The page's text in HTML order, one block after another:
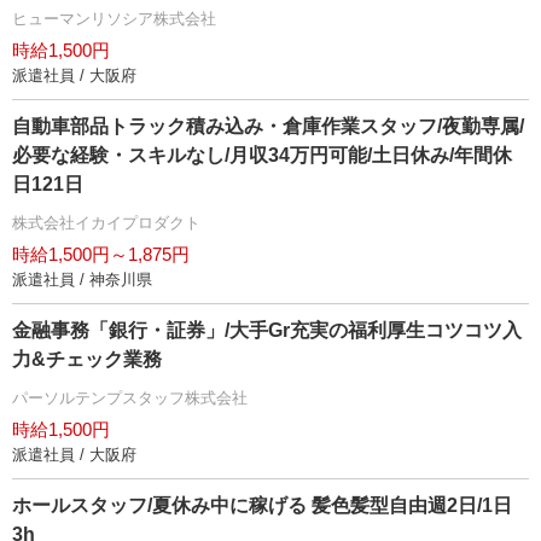
ヒューマンリソシア株式会社
時給1,500円
派遣社員 / 大阪府
自動車部品トラック積み込み・倉庫作業スタッフ/夜勤専属/
必要な経験・スキルなし/月収34万円可能/土日休み/年間休
日121日
株式会社イカイプロダクト
時給1,500円～1,875円
派遣社員 / 神奈川県
金融事務「銀行・証券」/大手Gr充実の福利厚生コツコツ入
力&チェック業務
パーソルテンプスタッフ株式会社
時給1,500円
派遣社員 / 大阪府
ホールスタッフ/夏休み中に稼げる 髪色髪型自由週2日/1日
3h